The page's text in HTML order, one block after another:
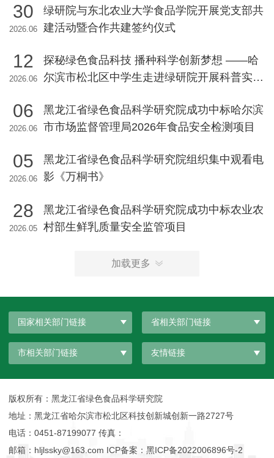
30
2026.06
绿研院与东北农业大学食品学院开展党支部共
建活动暨合作共建签约仪式
12
2026.06
探秘绿色食品科技 播种科学创新梦想 ——哈
尔滨市松北区中学生走进绿研院开展科普实践
06
2026.06
黑龙江省绿色食品科学研究院成功中标哈尔滨
市市场监督管理局2026年食品安全检测项目
05
2026.06
黑龙江省绿色食品科学研究院组织集中观看电
影《万桐书》
28
2026.05
黑龙江省绿色食品科学研究院成功中标农业农
村部生鲜乳质量安全监管项目
加载更多
国家相关部门链接 省相关部门链接
市相关部门链接 友情链接
版权所有：黑龙江省绿色食品科学研究院
地址：黑龙江省哈尔滨市松北区科技创新城创新一路2727号
电话：0451-87199077 传真：
邮箱：hljlssky@163.com ICP备案：黑ICP备2022006896号-2